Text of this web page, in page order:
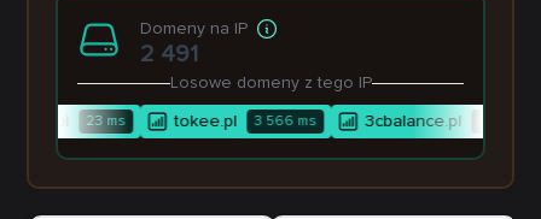
Domeny na IP
2 491
Losowe domeny z tego IP
23ms tokee.pl 3 566ms 3cbalance.pl